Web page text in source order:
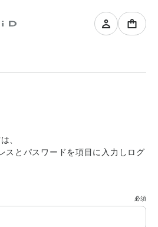
、
スとパスワードを項目に入力しログ
必須